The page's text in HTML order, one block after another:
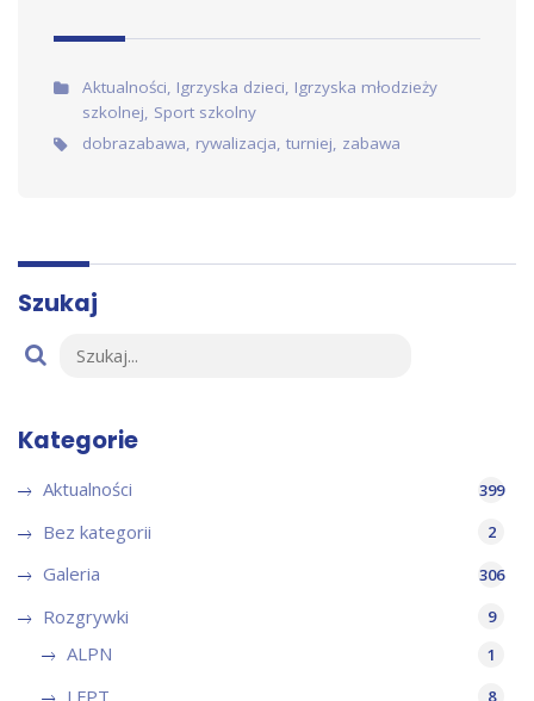
Artykuł w:
Aktualności, Igrzyska dzieci, Igrzyska młodzieży
szkolnej, Sport szkolny
Tags:
dobrazabawa, rywalizacja, turniej, zabawa
Szukaj
Kategorie
Aktualności 399
Bez kategorii 2
Galeria 306
Rozgrywki 9
ALPN 1
LFPT 8